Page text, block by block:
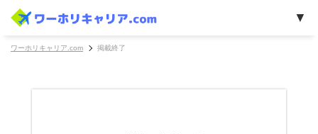
ワーホリキャリア.com 掲載終了